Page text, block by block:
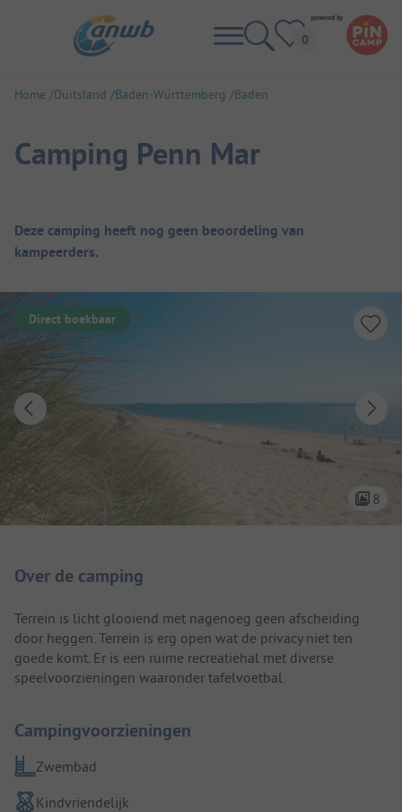
Home Duitsland Baden-Württemberg Baden
Camping Penn Mar
Camping overzicht
Deze camping heeft nog geen beoordeling van
kampeerders.
Direct boekbaar
8
Over de camping
Terrein is licht glooiend met nagenoeg geen afscheiding
door heggen. Terrein is erg open wat de privacy niet ten
goede komt. Er is een ruime recreatiehal met diverse
speelvoorzieningen waaronder tafelvoetbal.
Campingvoorzieningen
Zwembad
Kindvriendelijk